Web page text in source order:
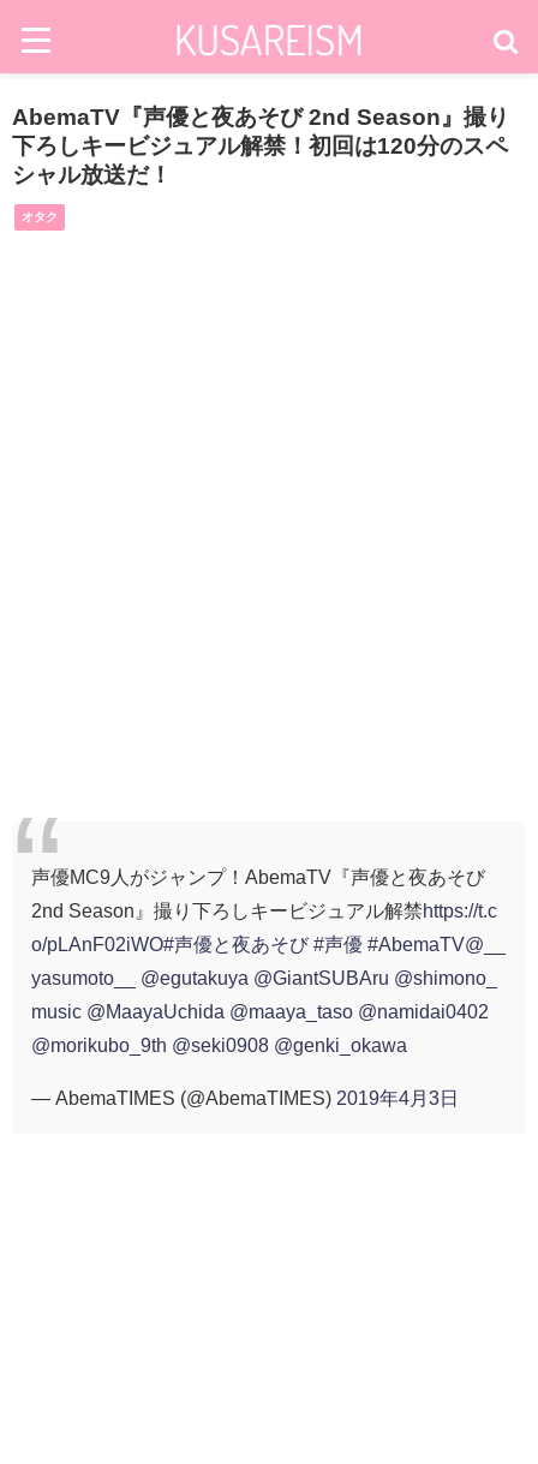
AbemaTV『声優と夜あそび 2nd Season』撮り
下ろしキービジュアル解禁！初回は120分のスペ
シャル放送だ！
オタク
声優MC9人がジャンプ！AbemaTV『声優と夜あそび
2nd Season』撮り下ろしキービジュアル解禁https://t.c
o/pLAnF02iWO#声優と夜あそび #声優 #AbemaTV@__
yasumoto__
@egutakuya @GiantSUBAru @shimono_
music @MaayaUchida @maaya_taso @namidai0402
@morikubo_9th @seki0908 @genki_okawa
— AbemaTIMES (@AbemaTIMES) 2019年4月3日